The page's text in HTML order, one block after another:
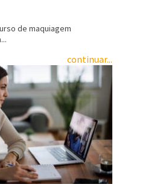
de maquiagem
continuar...